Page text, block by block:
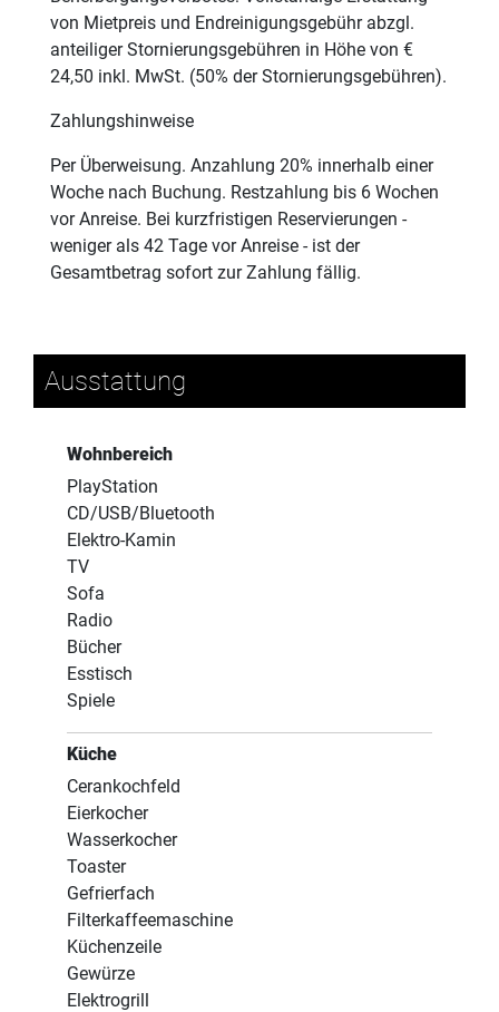
von Mietpreis und Endreinigungsgebühr abzgl.
anteiliger Stornierungsgebühren in Höhe von €
24,50 inkl. MwSt. (50% der Stornierungsgebühren).
Zahlungshinweise
Per Überweisung. Anzahlung 20% innerhalb einer
Woche nach Buchung. Restzahlung bis 6 Wochen
vor Anreise. Bei kurzfristigen Reservierungen -
weniger als 42 Tage vor Anreise - ist der
Gesamtbetrag sofort zur Zahlung fällig.
Ausstattung
Wohnbereich
PlayStation
CD/USB/Bluetooth
Elektro-Kamin
TV
Sofa
Radio
Bücher
Esstisch
Spiele
Küche
Cerankochfeld
Eierkocher
Wasserkocher
Toaster
Gefrierfach
Filterkaffeemaschine
Küchenzeile
Gewürze
Elektrogrill